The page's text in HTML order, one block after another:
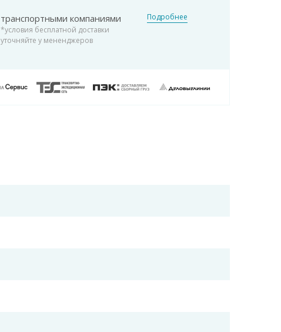
транспортными компаниями
*условия бесплатной доставки
уточняйте у мененджеров
Подробнее